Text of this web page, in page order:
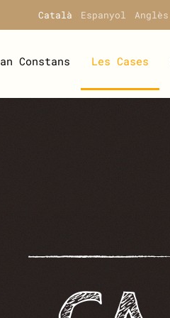
Català Espanyol Anglès
Constans Les Cases